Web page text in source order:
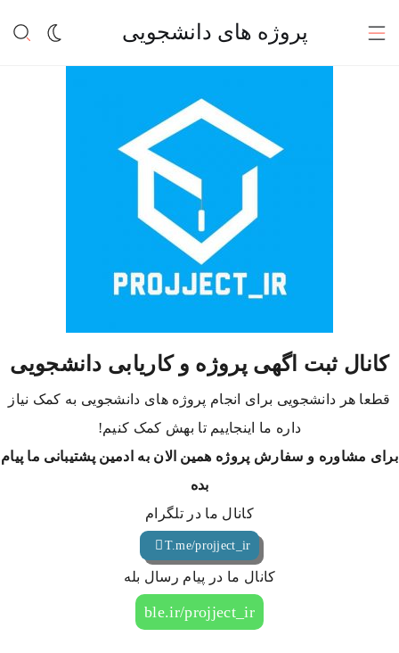
پروژه های دانشجویی
کانال ثبت اگهی پروژه و کاریابی دانشجویی
قطعا هر دانشجویی برای انجام پروژه های دانشجویی به کمک نیاز
داره ما اینجاییم تا بهش کمک کنیم!
برای مشاوره و سفارش پروژه همین الان به ادمین پشتیبانی ما پیام
بده
کانال ما در تلگرام
T.me/projject_ir
کانال ما در پیام رسال بله
ble.ir/projject_ir